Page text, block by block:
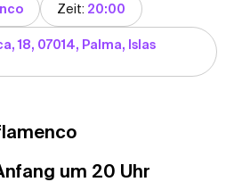
Zeit: 20:00
18, 07014, Palma, Islas
um 20 Uhr